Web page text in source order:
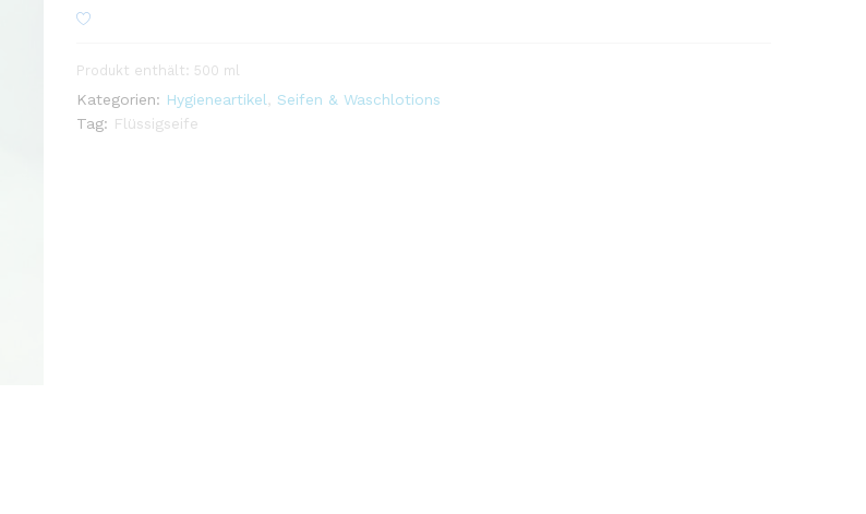
Produkt enthält: 500 ml
Kategorien: Hygieneartikel
Seifen & Waschlotions
Tag: Flüssigseife